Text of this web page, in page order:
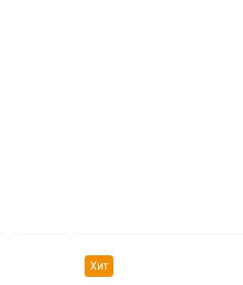
Хит